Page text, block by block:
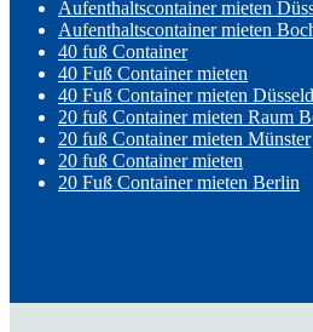
Aufenthaltscontainer mieten
Aufenthaltscontainer mieten
40 fuß Container
40 Fuß Container mieten
40 Fuß Container mieten
20 fuß Container mieten Raum
20 fuß Container mieten Münster
20 fuß Container mieten
20 Fuß Container mieten Berlin